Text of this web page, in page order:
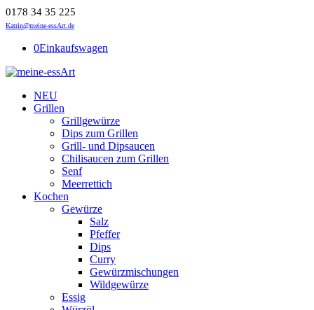
0178 34 35 225
Katrin@meine-essArt.de
0Einkaufswagen
NEU
Grillen
Grillgewürze
Dips zum Grillen
Grill- und Dipsaucen
Chilisaucen zum Grillen
Senf
Meerrettich
Kochen
Gewürze
Salz
Pfeffer
Dips
Curry
Gewürzmischungen
Wildgewürze
Essig